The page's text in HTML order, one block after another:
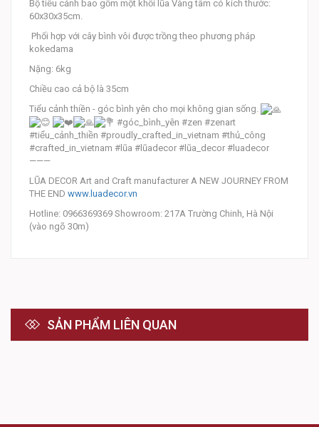
Bộ tiểu cảnh bao gồm một khối lũa Vàng tâm có kích thước:
60x30x35cm.
Phối hợp với cây bình vôi được trồng theo phương pháp
kokedama
Nặng: 6kg
Chiều cao cả bộ là 35cm
Tiểu cảnh thiền - góc bình yên cho mọi không gian sống.
#góc_bình_yên #zen #zenart
#tiểu_cảnh_thiền #proudly_crafted_in_vietnam #thủ_công
#crafted_in_vietnam #lũa #lũadecor #lũa_decor #luadecor
———
LŨA DECOR Art and Craft manufacturer A NEW JOURNEY FROM
THE END www.luadecor.vn
Hotline: 0966369369 Showroom: 217A Trường Chinh, Hà Nội
(vào ngõ 30m)
SẢN PHẨM LIÊN QUAN